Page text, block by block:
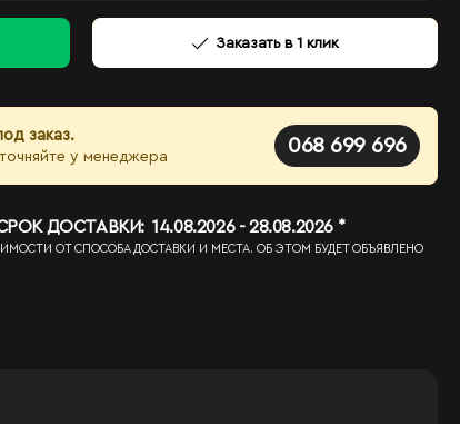
Заказать в 1 клик
заказ.
у менеджера 068 699 696
ДОСТАВКИ: 14.08.2026 - 28.08.2026 *
ОТ СПОСОБА ДОСТАВКИ И МЕСТА. ОБ ЭТОМ БУДЕТ ОБЪЯВЛЕНО